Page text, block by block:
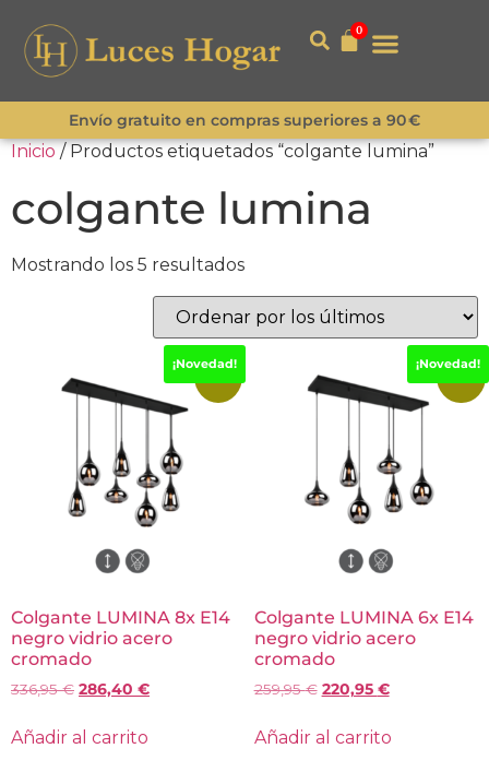
0
Envío gratuito en compras superiores a 90 €
Inicio / Productos etiquetados “colgante lumina”
colgante lumina
Mostrando los 5 resultados
¡Novedad!
Colgante LUMINA 8x E14
negro vidrio acero
cromado
336,95€ 286,40 €
Añadir al carrito
¡Novedad!
Colgante LUMINA 6x E14
negro vidrio acero
cromado
259,95€ 220,95 €
Añadir al carrito